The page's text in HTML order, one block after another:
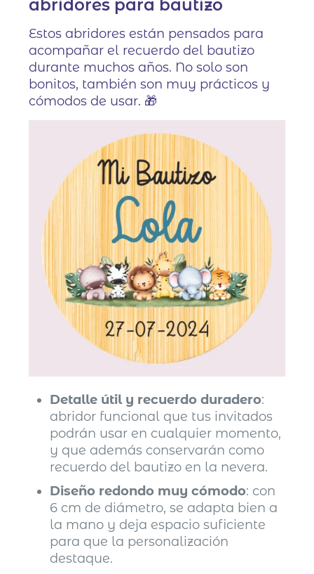
abridores para bautizo
Estos abridores están pensados para
acompañar el recuerdo del bautizo
durante muchos años. No solo son
bonitos, también son muy prácticos y
cómodos de usar. 🎁
Detalle útil y recuerdo duradero:
abridor funcional que tus invitados
podrán usar en cualquier momento,
y que además conservarán como
recuerdo del bautizo en la nevera.
Diseño redondo muy cómodo: con
6 cm de diámetro, se adapta bien a
la mano y deja espacio suficiente
para que la personalización
destaque.